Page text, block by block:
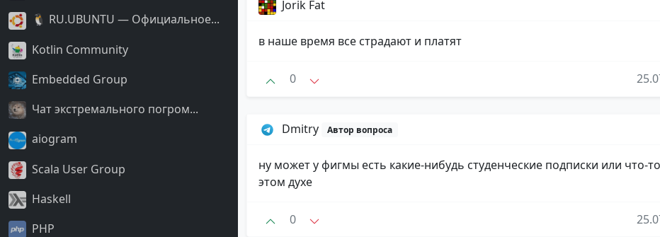
🐧 RU.UBUNTU — Официальное...
Kotlin Community
Embedded Group
Чат экстремального погром...
aiogram
Scala User Group
Haskell
PHP
Jorik Fat
в наше время все страдают и платят
0
Dmitry Автор вопроса
ну может у фигмы есть какие-нибудь студенческие подписки или что-
этом духе
0